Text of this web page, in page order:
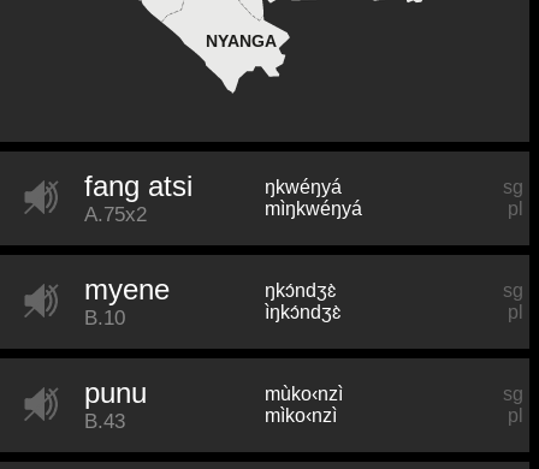
NYANGA
fang atsi
A.75x2
ŋkwéŋyá
sg
mìŋkwéŋyá
pl
myene
B.10
ŋkɔ́ndʒɛ̀
sg
ìŋkɔ́ndʒɛ̀
pl
punu
B.43
mùko‹nzì
sg
mìko‹nzì
pl